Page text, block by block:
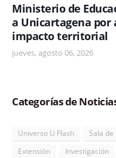
Ministerio de
a Unicartagena por
impacto territorial
jueves, agosto 06, 2026
Categorías de
Universo U Flash Sala de
Extensión
Investigación